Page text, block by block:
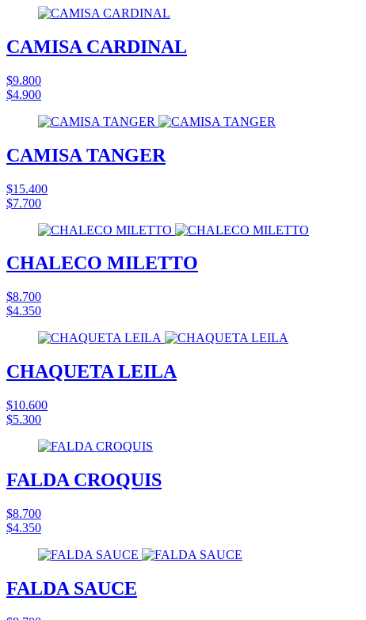
CAMISA CARDINAL
$9.800
$4.900
CAMISA TANGER
$15.400
$7.700
CHALECO MILETTO
$8.700
$4.350
CHAQUETA LEILA
$10.600
$5.300
FALDA CROQUIS
$8.700
$4.350
FALDA SAUCE